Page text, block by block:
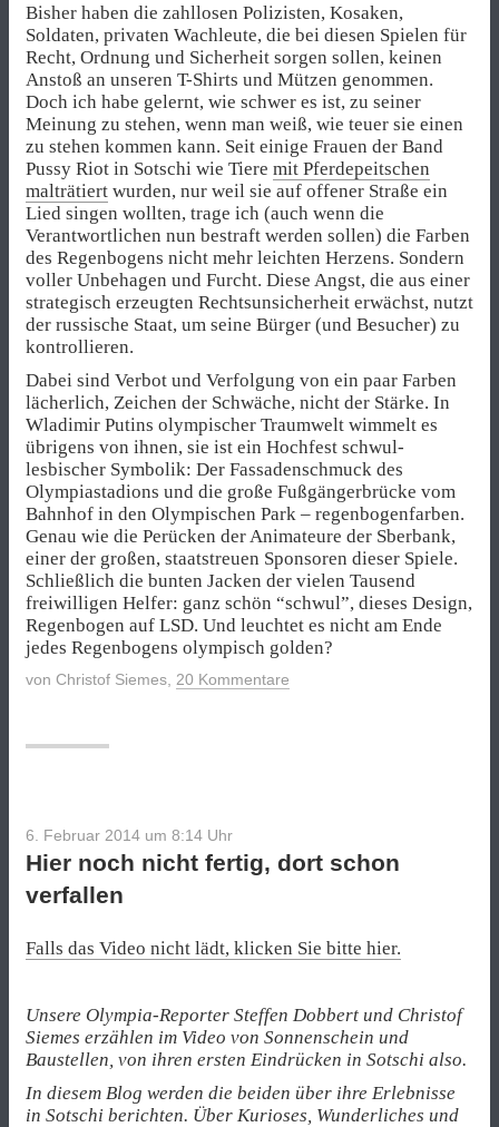
Bisher haben die zahllosen Polizisten, Kosaken,
Soldaten, privaten Wachleute, die bei diesen Spielen für
Recht, Ordnung und Sicherheit sorgen sollen, keinen
Anstoß an unseren T-Shirts und Mützen genommen.
Doch ich habe gelernt, wie schwer es ist, zu seiner
Meinung zu stehen, wenn man weiß, wie teuer sie einen
zu stehen kommen kann. Seit einige Frauen der Band
Pussy Riot in Sotschi wie Tiere mit Pferdepeitschen
malträtiert wurden, nur weil sie auf offener Straße ein
Lied singen wollten, trage ich (auch wenn die
Verantwortlichen nun bestraft werden sollen) die Farben
des Regenbogens nicht mehr leichten Herzens. Sondern
voller Unbehagen und Furcht. Diese Angst, die aus einer
strategisch erzeugten Rechtsunsicherheit erwächst, nutzt
der russische Staat, um seine Bürger (und Besucher) zu
kontrollieren.
Dabei sind Verbot und Verfolgung von ein paar Farben
lächerlich, Zeichen der Schwäche, nicht der Stärke. In
Wladimir Putins olympischer Traumwelt wimmelt es
übrigens von ihnen, sie ist ein Hochfest schwul-
lesbischer Symbolik: Der Fassadenschmuck des
Olympiastadions und die große Fußgängerbrücke vom
Bahnhof in den Olympischen Park – regenbogenfarben.
Genau wie die Perücken der Animateure der Sberbank,
einer der großen, staatstreuen Sponsoren dieser Spiele.
Schließlich die bunten Jacken der vielen Tausend
freiwilligen Helfer: ganz schön “schwul”, dieses Design,
Regenbogen auf LSD. Und leuchtet es nicht am Ende
jedes Regenbogens olympisch golden?
von Christof Siemes 20 Kommentare
6. Februar 2014 um 8:14 Uhr
Hier noch nicht fertig, dort schon
verfallen
Falls das Video nicht lädt, klicken Sie bitte hier.
Unsere Olympia-Reporter Steffen Dobbert und Christof
Siemes erzählen im Video von Sonnenschein und
Baustellen, von ihren ersten Eindrücken in Sotschi also.
In diesem Blog werden die beiden über ihre Erlebnisse
in Sotschi berichten. Über Kurioses, Wunderliches und